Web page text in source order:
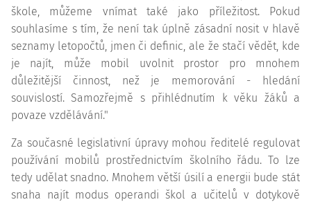
škole, můžeme vnímat také jako příležitost. Pokud
souhlasíme s tím, že není tak úplně zásadní nosit v hlavě
seznamy letopočtů, jmen či definic, ale že stačí vědět, kde
je najít, může mobil uvolnit prostor pro mnohem
důležitější činnost, než je memorování - hledání
souvislostí. Samozřejmě s přihlédnutím k věku žáků a
povaze vzdělávání."
Za současné legislativní úpravy mohou ředitelé regulovat
používání mobilů prostřednictvím školního řádu. To lze
tedy udělat snadno. Mnohem větší úsilí a energii bude stát
snaha najít modus operandi škol a učitelů v dotykově